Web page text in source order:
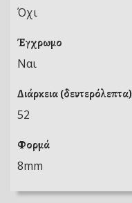
Όχι
Έγχρωμο
Ναι
Διάρκεια (δευτερόλεπτα)
52
Φορμά
8mm